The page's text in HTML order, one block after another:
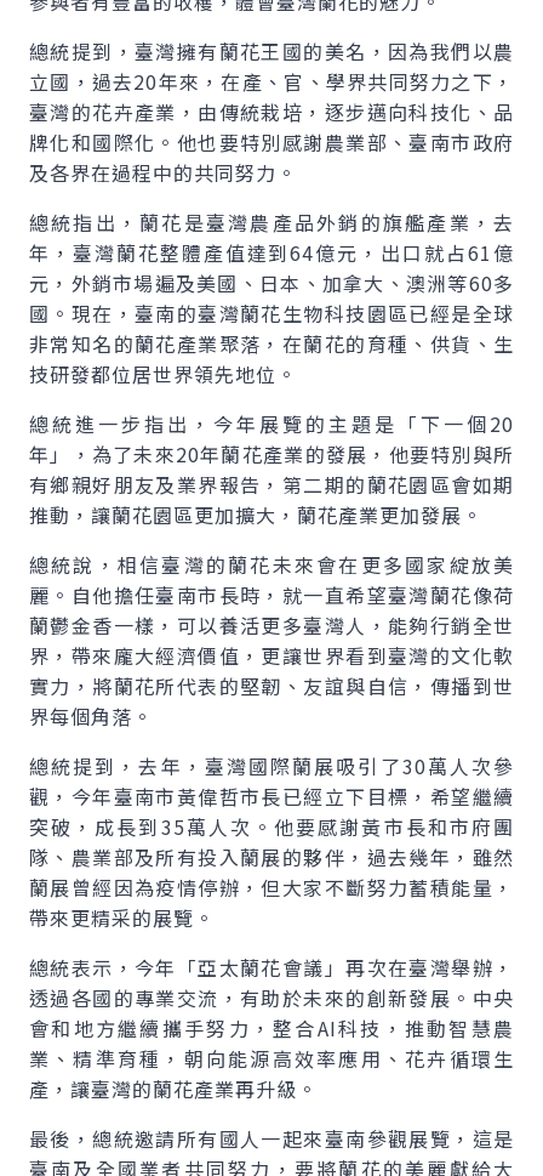
總統提到，臺灣擁有蘭花王國的美名，因為我們以農
立國，過去20年來，在產、官、學界共同努力之下，
臺灣的花卉產業，由傳統栽培，逐步邁向科技化、品
牌化和國際化。他也要特別感謝農業部、臺南市政府
及各界在過程中的共同努力。
總統指出，蘭花是臺灣農產品外銷的旗艦產業，去
年，臺灣蘭花整體產值達到64億元，出口就占61億
元，外銷市場遍及美國、日本、加拿大、澳洲等60多
國。現在，臺南的臺灣蘭花生物科技園區已經是全球
非常知名的蘭花產業聚落，在蘭花的育種、供貨、生
技研發都位居世界領先地位。
總統進一步指出，今年展覽的主題是「下一個20
年」，為了未來20年蘭花產業的發展，他要特別與所
有鄉親好朋友及業界報告，第二期的蘭花園區會如期
推動，讓蘭花園區更加擴大，蘭花產業更加發展。
總統說，相信臺灣的蘭花未來會在更多國家綻放美
麗。自他擔任臺南市長時，就一直希望臺灣蘭花像荷
蘭鬱金香一樣，可以養活更多臺灣人，能夠行銷全世
界，帶來龐大經濟價值，更讓世界看到臺灣的文化軟
實力，將蘭花所代表的堅韌、友誼與自信，傳播到世
界每個角落。
總統提到，去年，臺灣國際蘭展吸引了30萬人次參
觀，今年臺南市黃偉哲市長已經立下目標，希望繼續
突破，成長到35萬人次。他要感謝黃市長和市府團
隊、農業部及所有投入蘭展的夥伴，過去幾年，雖然
蘭展曾經因為疫情停辦，但大家不斷努力蓄積能量，
帶來更精采的展覽。
總統表示，今年「亞太蘭花會議」再次在臺灣舉辦，
透過各國的專業交流，有助於未來的創新發展。中央
會和地方繼續攜手努力，整合AI科技，推動智慧農
業、精準育種，朝向能源高效率應用、花卉循環生
產，讓臺灣的蘭花產業再升級。
最後，總統邀請所有國人一起來臺南參觀展覽，這是
臺南及全國業者共同努力，要將蘭花的美麗獻給大